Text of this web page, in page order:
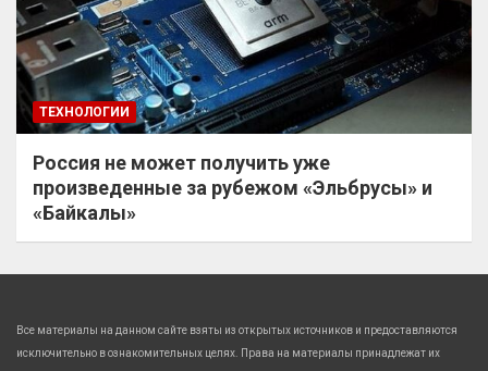
ТЕХНОЛОГИИ
Россия не может получить уже
произведенные за рубежом «Эльбрусы» и
«Байкалы»
Все материалы на данном сайте взяты из открытых источников и предоставляются
исключительно в ознакомительных целях. Права на материалы принадлежат их